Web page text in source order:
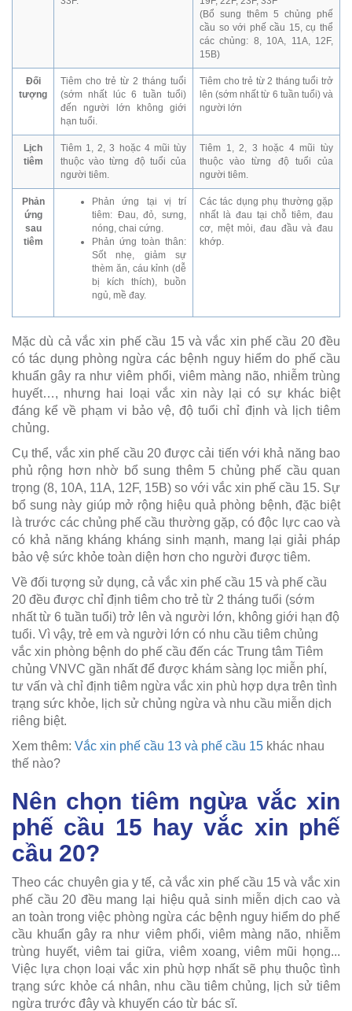
(Bổ sung thêm 5 chủng phế
cầu so với phế cầu 15, cụ thể
các chủng: 8, 10A, 11A, 12F,
15B)
Đối
tượng
Tiêm cho trẻ từ 2 tháng tuổi
(sớm nhất lúc 6 tuần tuổi)
đến người lớn không giới
hạn tuổi.
Tiêm cho trẻ từ 2 tháng tuổi trở
lên (sớm nhất từ 6 tuần tuổi) và
người lớn
Lịch
tiêm
Tiêm 1, 2, 3 hoặc 4 mũi tùy
thuộc vào từng độ tuổi của
người tiêm.
Tiêm 1, 2, 3 hoặc 4 mũi tùy
thuộc vào từng độ tuổi của
người tiêm.
Phản
ứng
sau
tiêm
Phản ứng tại vị trí
tiêm: Đau, đỏ, sưng,
nóng, chai cứng.
Phản ứng toàn thân:
Sốt nhẹ, giảm sự
thèm ăn, cáu kỉnh (dễ
bị kích thích), buồn
ngủ, mề đay.
Các tác dụng phụ thường gặp
nhất là đau tại chỗ tiêm, đau
cơ, mệt mỏi, đau đầu và đau
khớp.
Mặc dù cả vắc xin phế cầu 15 và vắc xin phế cầu 20 đều
có tác dụng phòng ngừa các bệnh nguy hiểm do phế cầu
khuẩn gây ra như viêm phổi, viêm màng não, nhiễm trùng
huyết…, nhưng hai loại vắc xin này lại có sự khác biệt
đáng kể về phạm vi bảo vệ, độ tuổi chỉ định và lịch tiêm
chủng.
Cụ thể, vắc xin phế cầu 20 được cải tiến với khả năng bao
phủ rộng hơn nhờ bổ sung thêm 5 chủng phế cầu quan
trọng (8, 10A, 11A, 12F, 15B) so với vắc xin phế cầu 15. Sự
bổ sung này giúp mở rộng hiệu quả phòng bệnh, đặc biệt
là trước các chủng phế cầu thường gặp, có độc lực cao và
có khả năng kháng kháng sinh mạnh, mang lại giải pháp
bảo vệ sức khỏe toàn diện hơn cho người được tiêm.
Về đối tượng sử dụng, cả vắc xin phế cầu 15 và phế cầu
20 đều được chỉ định tiêm cho trẻ từ 2 tháng tuổi (sớm
nhất từ 6 tuần tuổi) trở lên và người lớn, không giới hạn độ
tuổi. Vì vậy, trẻ em và người lớn có nhu cầu tiêm chủng
vắc xin phòng bệnh do phế cầu đến các Trung tâm Tiêm
chủng VNVC gần nhất để được khám sàng lọc miễn phí,
tư vấn và chỉ định tiêm ngừa vắc xin phù hợp dựa trên tình
trạng sức khỏe, lịch sử chủng ngừa và nhu cầu miễn dịch
riêng biệt.
Xem thêm: Vắc xin phế cầu 13 và phế cầu 15 khác nhau
thế nào?
Nên chọn tiêm ngừa vắc xin
phế cầu 15 hay vắc xin phế
cầu 20?
Theo các chuyên gia y tế, cả vắc xin phế cầu 15 và vắc xin
phế cầu 20 đều mang lại hiệu quả sinh miễn dịch cao và
an toàn trong việc phòng ngừa các bệnh nguy hiểm do phế
cầu khuẩn gây ra như viêm phổi, viêm màng não, nhiễm
trùng huyết, viêm tai giữa, viêm xoang, viêm mũi họng...
Việc lựa chọn loại vắc xin phù hợp nhất sẽ phụ thuộc tình
trạng sức khỏe cá nhân, nhu cầu tiêm chủng, lịch sử tiêm
ngừa trước đây và khuyến cáo từ bác sĩ.